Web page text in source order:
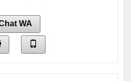
WA